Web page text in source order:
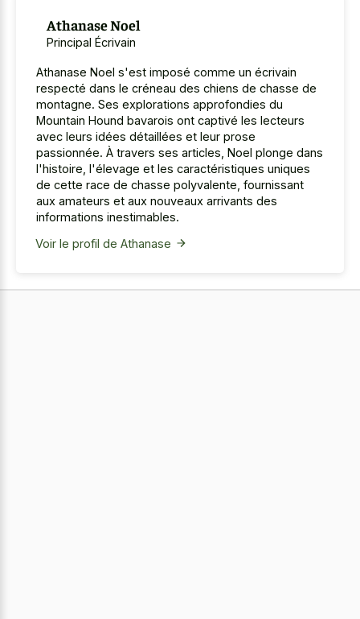
Athanase Noel
Principal Écrivain
Athanase Noel s'est imposé comme un écrivain
respecté dans le créneau des chiens de chasse de
montagne. Ses explorations approfondies du
Mountain Hound bavarois ont captivé les lecteurs
avec leurs idées détaillées et leur prose
passionnée. À travers ses articles, Noel plonge dans
l'histoire, l'élevage et les caractéristiques uniques
de cette race de chasse polyvalente, fournissant
aux amateurs et aux nouveaux arrivants des
informations inestimables.
Voir le profil de Athanase